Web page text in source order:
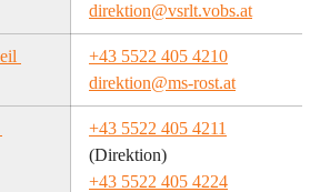
direktion@vsrlt.vobs.at
+43 5522 405 4210
direktion@ms-rost.at
+43 5522 405 4211
(Direktion)
+43 5522 405 4224